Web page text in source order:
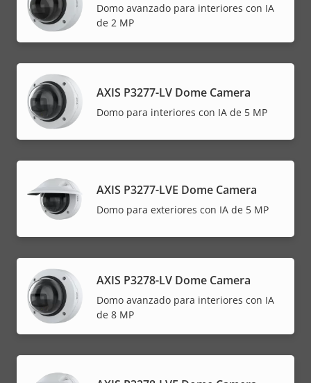
Domo avanzado para interiores con IA
de 2 MP
AXIS P3277-LV Dome Camera
Domo para interiores con IA de 5 MP
AXIS P3277-LVE Dome Camera
Domo para exteriores con IA de 5 MP
AXIS P3278-LV Dome Camera
Domo avanzado para interiores con IA
de 8 MP